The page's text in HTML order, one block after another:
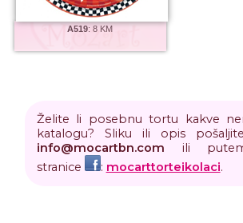
A519:8 KM
Želite li posebnu tortu kakve
katalogu? Sliku ili opis
info@mocartbn.com ili
stranice
: mocarttorteikolaci.